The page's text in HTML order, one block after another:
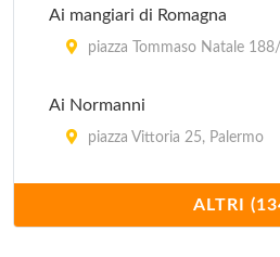
Ai mangiari di Romagna
piazza Tommaso Natale
Ai Normanni
piazza Vittoria 25, Palermo
Ai vecchietti di Minchia Pititto
piazza Sant'Oliva 10,
ALTRI